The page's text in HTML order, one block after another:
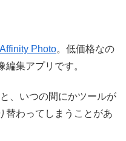
Affinity Photo。低価格なの
集アプリです。
、いつの間にかツールが
替わってしまうことがあ